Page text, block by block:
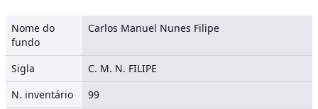
Nome do
fundo
Carlos Manuel Nunes Filipe
Sigla
C. M. N. FILIPE
N. inventário
99